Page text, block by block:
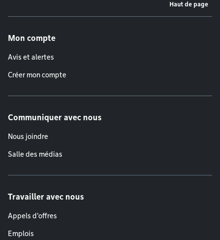
Haut de page
Mon compte
Avis et alertes
Créer mon compte
Communiquer avec nous
Nous joindre
Salle des médias
Travailler avec nous
Appels d'offres
Emplois